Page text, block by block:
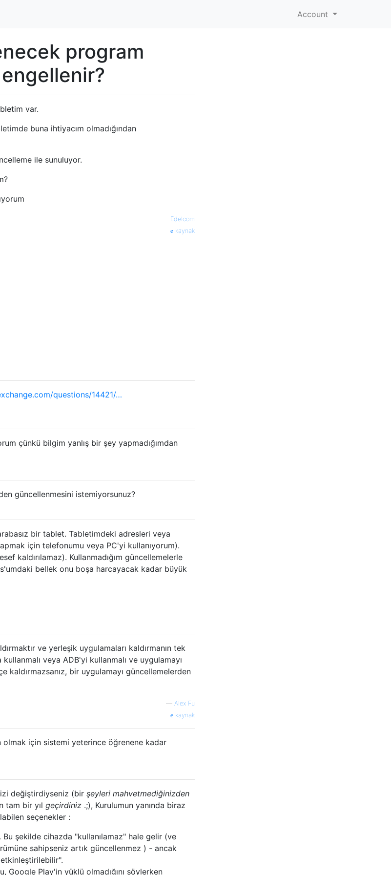
Account
program
engellenir?
var.
buna ihtiyacım olmadığından
ile sunuluyor.
— Edelcom
kaynak
questions/14421/…
çünkü bilgim yanlış bir şey yapmadığımdan
güncellenmesini istemiyorsunuz?
bir tablet. Tabletimdeki adresleri veya
için telefonumu veya PC'yi kullanıyorum).
kaldırılamaz). Kullanmadığım güncellemelerle
bellek onu boşa harcayacak kadar büyük
ve yerleşik uygulamaları kaldırmanın tek
veya ADB'yi kullanmalı ve uygulamayı
kaldırmazsanız, bir uygulamayı güncellemelerden
— Alex Fu
kaynak
olmak için sistemi yeterince öğrenene kadar
değiştirdiyseniz (bir şeyleri mahvetmediğinizden
tam bir yıl geçirdiniz .;), Kurulumun yanında biraz
seçenekler :
Bu şekilde cihazda "kullanılamaz" hale gelir (ve
sahipseniz artık güncellenmez ) - ancak
Google Play'in yüklü olmadığını söylerken